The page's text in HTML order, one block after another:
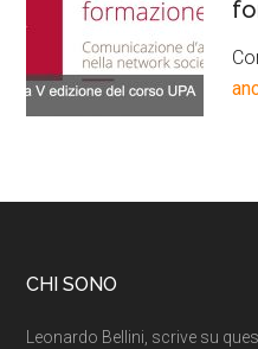
CHI SONO
Leonardo Bellini, scrive su